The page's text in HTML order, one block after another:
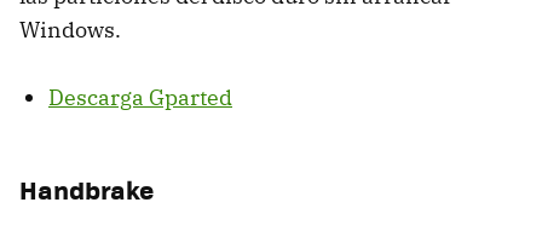
Windows.
Descarga Gparted
Handbrake